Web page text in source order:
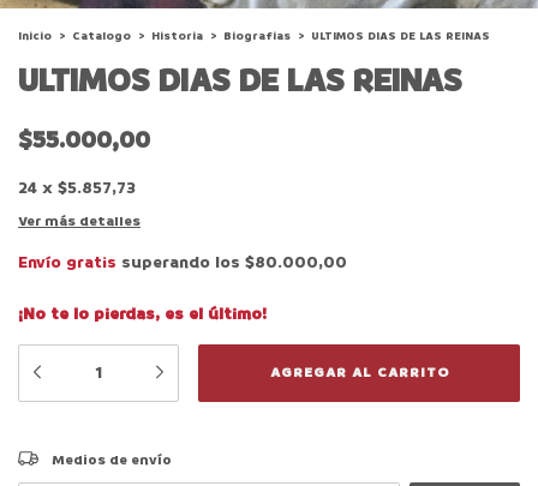
Inicio > Catalogo > Historia > Biografias > ULTIMOS DIAS DE LAS REINAS
ULTIMOS DIAS DE LAS REINAS
$55.000,00
24 x $5.857,73
Ver más detalles
Envío gratis superando los $80.000,00
¡No te lo pierdas, es el último!
Entregas para el CP:
Medios de envío